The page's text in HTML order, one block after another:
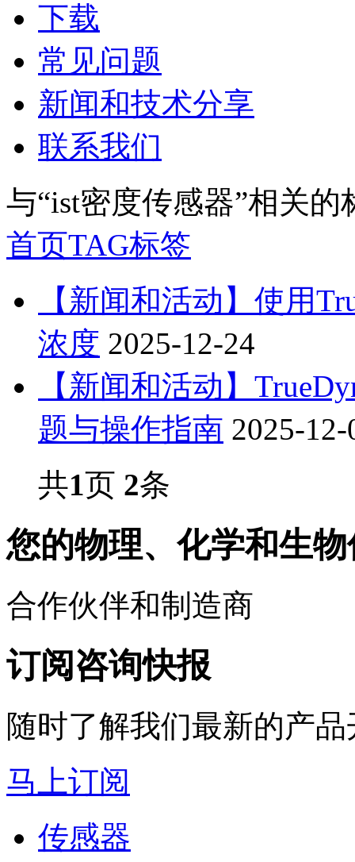
下载
常见问题
新闻和技术分享
联系我们
与“ist密度传感器”相关的
首页TAG标签
【新闻和活动】使用
浓度 2025-12-24
【新闻和活动】
题与操作指南 2025-12-
共1页 2条
您的物理、化学和生
合作伙伴和制造商
订阅咨询快报
随时了解我们最新的产
马上订阅
传感器